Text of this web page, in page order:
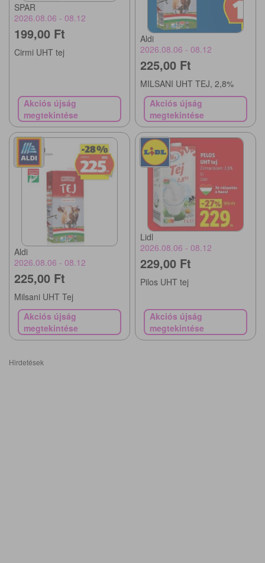
SPAR
2026.08.06 - 08.12
199,00 Ft
Cirmi UHT tej
Akciós újság
megtekintése
Aldi
2026.08.06 - 08.12
225,00 Ft
MILSANI UHT TEJ, 2,8%
Akciós újság
megtekintése
Aldi
2026.08.06 - 08.12
225,00 Ft
Milsani UHT Tej
Akciós újság
megtekintése
Lidl
2026.08.06 - 08.12
229,00 Ft
Pilos UHT tej
Akciós újság
megtekintése
Hirdetések